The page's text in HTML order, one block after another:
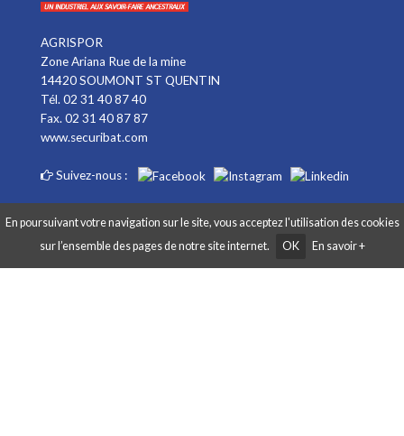
AGRISPOR
Zone Ariana Rue de la mine
14420 SOUMONT ST QUENTIN
Tél. 02 31 40 87 40
Fax. 02 31 40 87 87
www.securibat.com
Suivez-nous :
Copyright AGRISPOR 2018 © - Tous droits réservés - Site réalisé par Graphibox
En poursuivant votre navigation sur le site, vous acceptez l'utilisation des cookies
sur l’ensemble des pages de notre site internet.
OK En savoir +